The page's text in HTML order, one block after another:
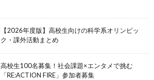
【2026年度版】高校生向けの科学系オリンピッ
ク・課外活動まとめ
高校生100名募集！社会課題×エンタメで挑む
「RE:ACTION FIRE」参加者募集